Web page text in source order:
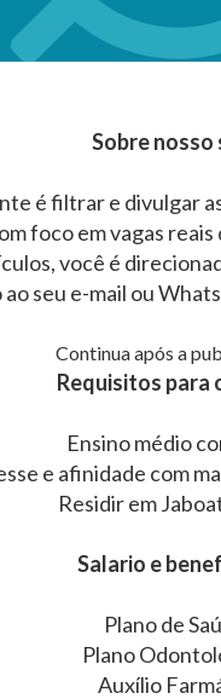
Sobre nosso
é filtrar e divulgar
foco em vagas
você é
ao seu e-mail ou
Continua após a
Requisitos para
Ensino médio
e afinidade com
Residir em
Salario e
Plano de
Plano
Auxílio